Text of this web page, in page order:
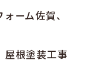
ーム佐賀、
屋根塗装工事